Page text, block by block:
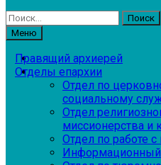
Найти:
Меню
Правящий архиерей
Отделы епархии
Отдел по
социальному
Отдел
миссионерства и
Отдел по работе
Информационный